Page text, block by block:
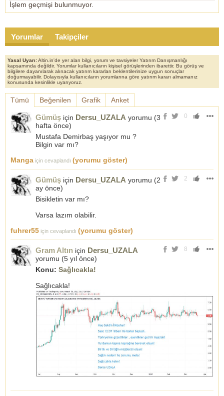
İşlem geçmişi bulunmuyor.
Yorumlar Takipçiler
Yasal Uyarı:Altin.in'de yer alan bilgi, yorum ve tavsiyeler Yatırım Danışmanlığı
kapsamında değildir. Yorumlar kullanıcıların kişisel görüşlerinden ibarettir. Bu görüş ve
bilgilere dayanılarak alınacak yatırım kararları beklentilerinize uygun sonuçlar
doğurmayabilir. Dolayısıyla kullanıcıların yorumlarına göre yatırım kararı almamanız
konusunda kesinlikle uyarıyoruz.
Tümü Beğenilen Grafik Anket
0
Gümüş için Dersu_UZALA yorumu (3
hafta önce)
Mustafa Demirbaş yaşıyor mu ?
Bilgin var mı?
Manga için cevaplandı (yorumu göster)
2
Gümüş için Dersu_UZALA yorumu (2
ay önce)
Bisikletin var mı?
Varsa lazım olabilir.
fuhrer55 için cevaplandı (yorumu göster)
8
Gram Altın için Dersu_UZALA
yorumu (5 yıl önce)
Konu: Sağlıcakla!
Sağlıcakla!